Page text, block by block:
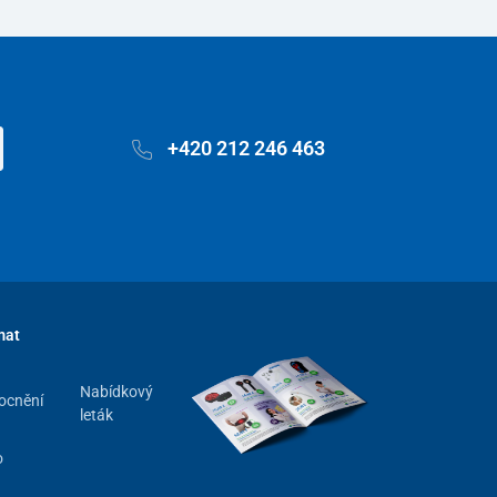
+420 212 246 463
Nabídkový
leták